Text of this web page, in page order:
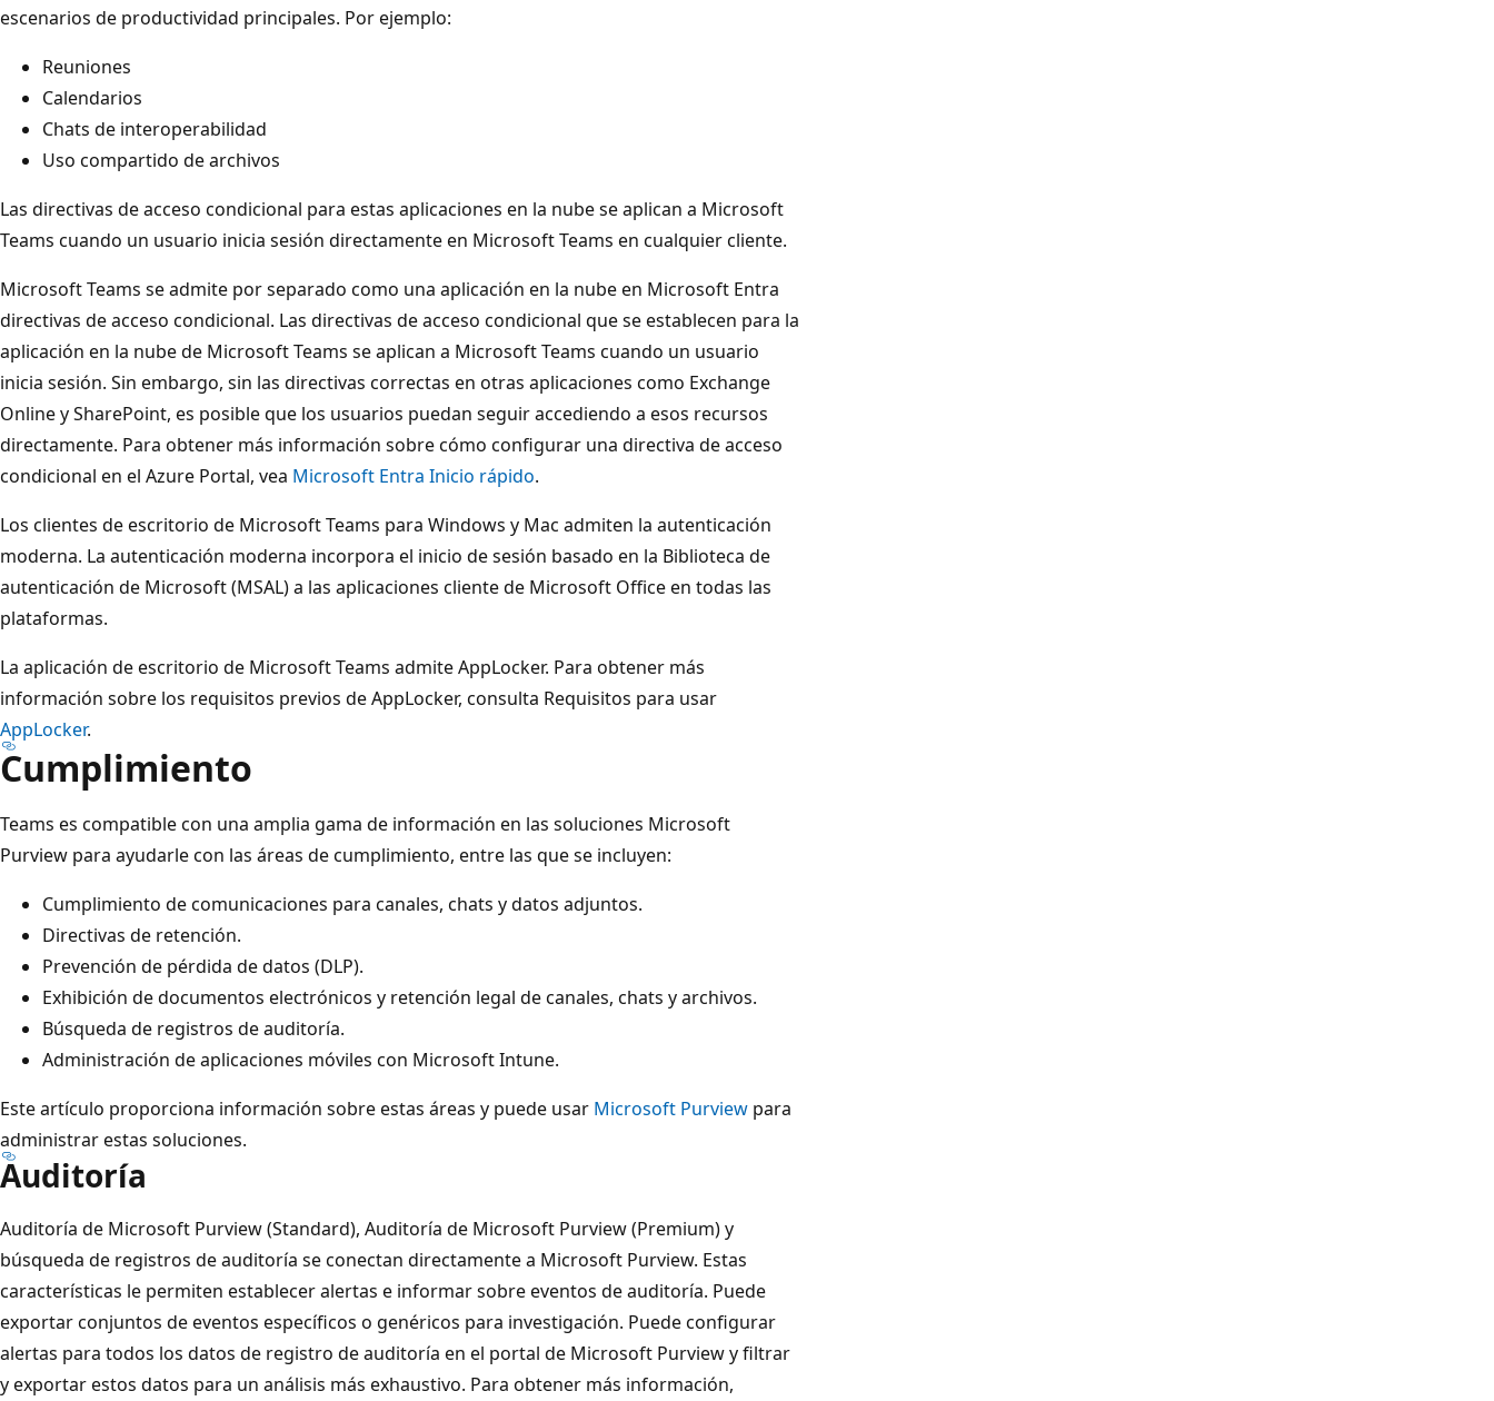
escenarios de productividad principales. Por ejemplo:
Reuniones
Calendarios
Chats de interoperabilidad
Uso compartido de archivos
Las directivas de acceso condicional para estas aplicaciones en la nube se aplican a Microsoft
Teams cuando un usuario inicia sesión directamente en Microsoft Teams en cualquier cliente.
Microsoft Teams se admite por separado como una aplicación en la nube en Microsoft Entra
directivas de acceso condicional. Las directivas de acceso condicional que se establecen para la
aplicación en la nube de Microsoft Teams se aplican a Microsoft Teams cuando un usuario
inicia sesión. Sin embargo, sin las directivas correctas en otras aplicaciones como Exchange
Online y SharePoint, es posible que los usuarios puedan seguir accediendo a esos recursos
directamente. Para obtener más información sobre cómo configurar una directiva de acceso
condicional en el Azure Portal, vea Microsoft Entra Inicio rápido.
Los clientes de escritorio de Microsoft Teams para Windows y Mac admiten la autenticación
moderna. La autenticación moderna incorpora el inicio de sesión basado en la Biblioteca de
autenticación de Microsoft (MSAL) a las aplicaciones cliente de Microsoft Office en todas las
plataformas.
La aplicación de escritorio de Microsoft Teams admite AppLocker. Para obtener más
información sobre los requisitos previos de AppLocker, consulta Requisitos para usar
AppLocker.
Cumplimiento
Teams es compatible con una amplia gama de información en las soluciones Microsoft
Purview para ayudarle con las áreas de cumplimiento, entre las que se incluyen:
Cumplimiento de comunicaciones para canales, chats y datos adjuntos.
Directivas de retención.
Prevención de pérdida de datos (DLP).
Exhibición de documentos electrónicos y retención legal de canales, chats y archivos.
Búsqueda de registros de auditoría.
Administración de aplicaciones móviles con Microsoft Intune.
Este artículo proporciona información sobre estas áreas y puede usar Microsoft Purview para
administrar estas soluciones.
Auditoría
Auditoría de Microsoft Purview (Standard), Auditoría de Microsoft Purview (Premium) y
búsqueda de registros de auditoría se conectan directamente a Microsoft Purview. Estas
características le permiten establecer alertas e informar sobre eventos de auditoría. Puede
exportar conjuntos de eventos específicos o genéricos para investigación. Puede configurar
alertas para todos los datos de registro de auditoría en el portal de Microsoft Purview y filtrar
y exportar estos datos para un análisis más exhaustivo. Para obtener más información,